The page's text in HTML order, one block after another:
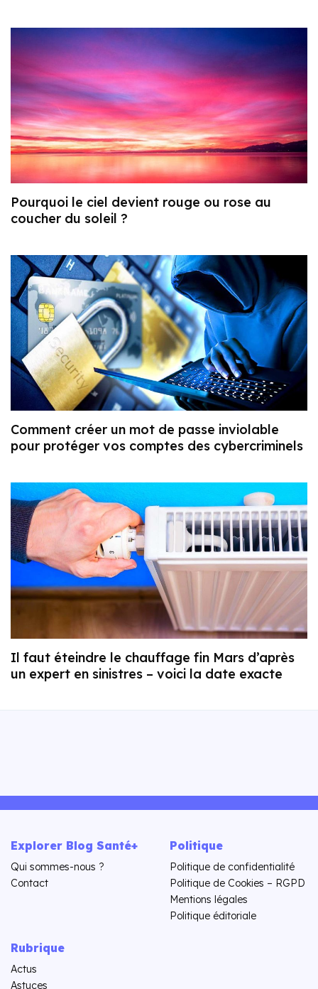
Pourquoi le ciel devient rouge ou rose au
coucher du soleil ?
Comment créer un mot de passe inviolable
pour protéger vos comptes des cybercriminels
Il faut éteindre le chauffage fin Mars d’après
un expert en sinistres – voici la date exacte
Explorer Blog Santé+
Qui sommes-nous ?
Contact
Politique
Politique de confidentialité
Politique de Cookies – RGPD
Mentions légales
Politique éditoriale
Rubrique
Actus
Astuces